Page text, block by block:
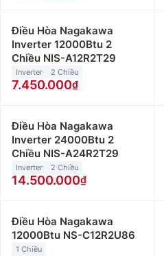
Điều Hòa Nagakawa
Inverter 12000Btu 2
Chiều NIS-A12R2T29
Inverter 2 Chiều
7.450.000
Điều Hòa Nagakawa
Inverter 24000Btu 2
Chiều NIS-A24R2T29
Inverter 2 Chiều
14.500.000
Điều Hòa Nagakawa
12000Btu NS-C12R2U86
1 Chiều